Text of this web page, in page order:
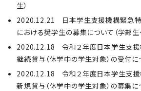
生）
2020.12.21 日本学生支援機構緊急
における奨学生の募集について（学部生
2020.12.18 令和２年度日本学生支援
継続貸与（休学中の学生対象）の受付に
2020.12.18 令和２年度日本学生支援
新規貸与（休学中の学生対象）の募集に